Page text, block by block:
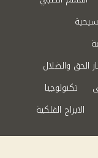
الحق والضلال
تكنولوجيا
الابراج الفلكية